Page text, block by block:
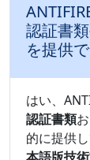
認証書
を提供
はい、
認証書類
的に提供